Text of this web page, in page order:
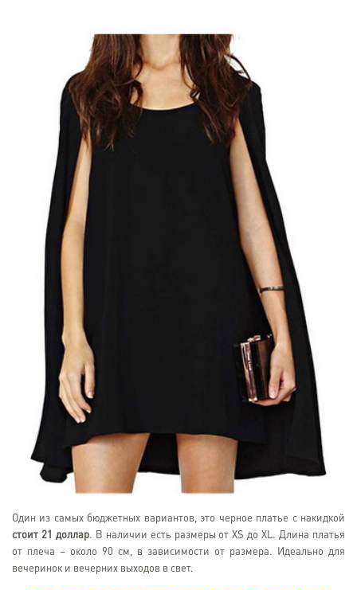
Один из самых бюджетных вариантов, это черное платье с накидкой
стоит 21 доллар. В наличии есть размеры от XS до XL. Длина платья
от плеча – около 90 см, в зависимости от размера. Идеально для
вечеринок и вечерних выходов в свет.